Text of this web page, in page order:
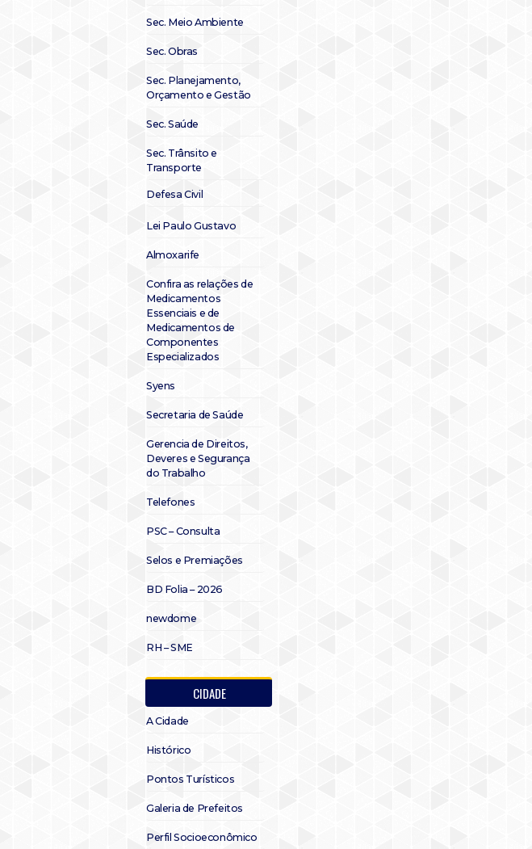
Sec. Meio Ambiente
Sec. Obras
Sec. Planejamento,
Orçamento e Gestão
Sec. Saúde
Sec. Trânsito e
Transporte
Defesa Civil
Lei Paulo Gustavo
Almoxarife
Confira as relações de
Medicamentos
Essenciais e de
Medicamentos de
Componentes
Especializados
Syens
Secretaria de Saúde
Gerencia de Direitos,
Deveres e Segurança
do Trabalho
Telefones
PSC – Consulta
Selos e Premiações
BD Folia – 2026
newdome
RH – SME
CIDADE
A Cidade
Histórico
Pontos Turísticos
Galeria de Prefeitos
Perfil Socioeconômico